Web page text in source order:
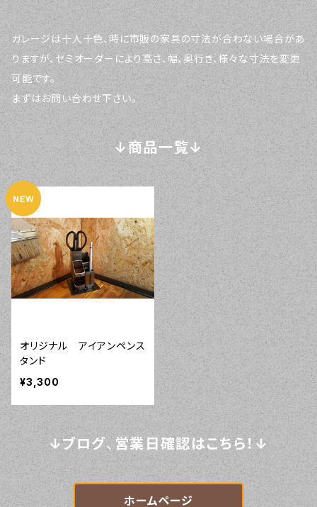
ガレージは十人十色、時に市販の家具の寸法が合わない場合があ
りますが、セミオーダーにより高さ、幅、奥行き、様々な寸法を変更
可能です。
まずはお問い合わせ下さい。
↓商品一覧↓
オリジナル アイアンペンス
タンド
¥3,300
↓ブログ、 営業日確認はこちら！↓
ホームページ